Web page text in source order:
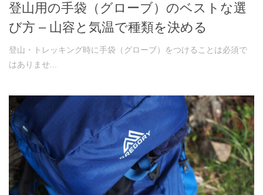
登山用の手袋（グローブ）のベストな選
び方 – 山容と気温で種類を決める
登山・トレッキング時に手袋（グローブ）をつけることは必須で
はありませ...